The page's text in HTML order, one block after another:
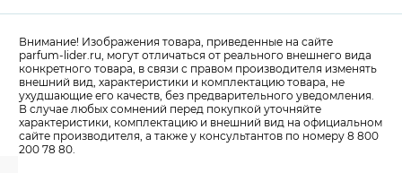
Внимание! Изображения товара, приведенные на сайте
parfum-lider.ru, могут отличаться от реального внешнего вида
конкретного товара, в связи с правом производителя изменять
внешний вид, характеристики и комплектацию товара, не
ухудшающие его качеств, без предварительного уведомления.
В случае любых сомнений перед покупкой уточняйте
характеристики, комплектацию и внешний вид на официальном
сайте производителя, а также у консультантов по номеру 8 800
200 78 80.